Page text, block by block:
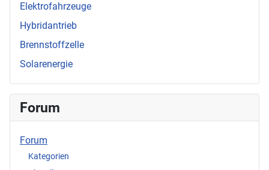
Elektrofahrzeuge
Hybridantrieb
Brennstoffzelle
Solarenergie
Forum
Forum
Kategorien